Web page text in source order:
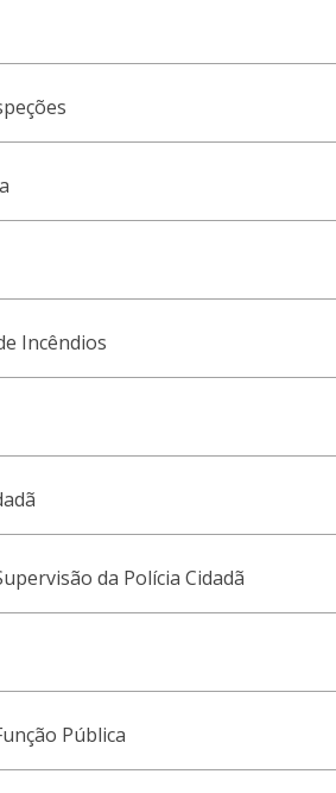
Incêndios
da Polícia Cidadã
Pública